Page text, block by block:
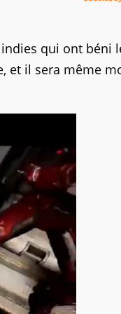
qui ont béni
et il sera même